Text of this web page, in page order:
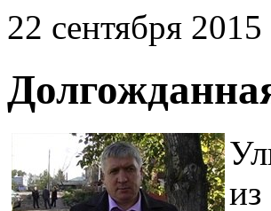
22 сентября 2015